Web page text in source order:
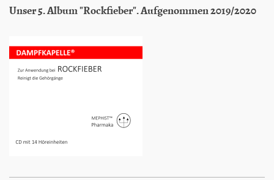
Unser 5. Album "Rockfieber". Aufgenommen 2019/2020